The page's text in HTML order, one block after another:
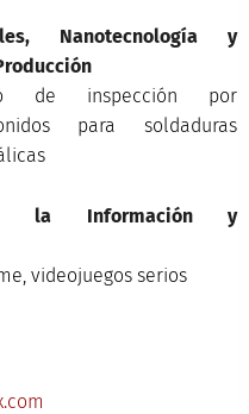
Nanotecnología y
de inspección por
para soldaduras
la Información y
videojuegos serios